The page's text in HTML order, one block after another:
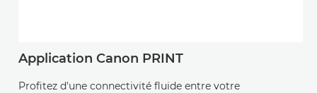
Application Canon PRINT
Profitez d'une connectivité fluide entre votre